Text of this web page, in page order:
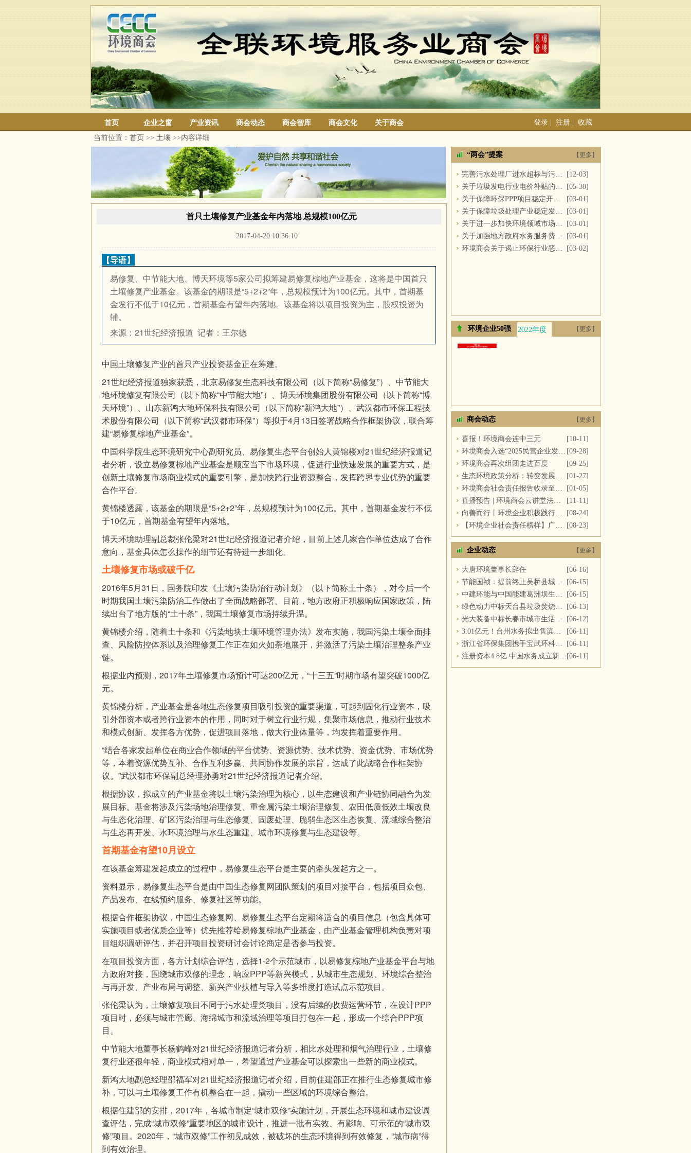
首页 企业之窗 产业资讯 商会动态 商会智库 商会文化 关于商会 登录 注册
收藏
当前位置： 首页 >> 土壤 >>内容详细
首只土壤修复产业基金年内落地 总规模100亿元
2017-04-20 10:36:10
【导语】
易修复、中节能大地、博天环境等5家公司拟筹建易修复棕地产业基金，这将是中国首只
土壤修复产业基金。该基金的期限是“5+2+2”年，总规模预计为100亿元。其中，首期基
金发行不低于10亿元，首期基金有望年内落地。该基金将以项目投资为主，股权投资为
辅。
来源：21世纪经济报道 记者：王尔德
中国土壤修复产业的首只产业投资基金正在筹建。
21世纪经济报道独家获悉，北京易修复生态科技有限公司（以下简称“易修复”）、中节能大
地环境修复有限公司（以下简称“中节能大地”）、博天环境集团股份有限公司（以下简称“博
天环境”）、山东新鸿大地环保科技有限公司（以下简称“新鸿大地”）、武汉都市环保工程技
术股份有限公司（以下简称“武汉都市环保”）等拟于4月13日签署战略合作框架协议，联合筹
建“易修复棕地产业基金”。
中国科学院生态环境研究中心副研究员、易修复生态平台创始人黄锦楼对21世纪经济报道记
者分析，设立易修复棕地产业基金是顺应当下市场环境，促进行业快速发展的重要方式，是
创新土壤修复市场商业模式的重要引擎，是加快跨行业资源整合，发挥跨界专业优势的重要
合作平台。
黄锦楼透露，该基金的期限是“5+2+2”年，总规模预计为100亿元。其中，首期基金发行不低
于10亿元，首期基金有望年内落地。
博天环境助理副总裁张伦梁对21世纪经济报道记者介绍，目前上述几家合作单位达成了合作
意向，基金具体怎么操作的细节还有待进一步细化。
土壤修复市场或破千亿
2016年5月31日，国务院印发《土壤污染防治行动计划》（以下简称土十条），对今后一个
时期我国土壤污染防治工作做出了全面战略部署。目前，地方政府正积极响应国家政策，陆
续出台了地方版的“土十条”，我国土壤修复市场持续升温。
黄锦楼介绍，随着土十条和《污染地块土壤环境管理办法》发布实施，我国污染土壤全面排
查、风险防控体系以及治理修复工作正在如火如荼地展开，并激活了污染土壤治理整条产业
链。
根据业内预测，2017年土壤修复市场预计可达200亿元，“十三五”时期市场有望突破1000亿
元。
黄锦楼分析，产业基金是各地生态修复项目吸引投资的重要渠道，可起到固化行业资本，吸
引外部资本或者跨行业资本的作用，同时对于树立行业行规，集聚市场信息，推动行业技术
和模式创新、发挥各方优势，促进项目落地，做大行业体量等，均发挥着重要作用。
“结合各家发起单位在商业合作领域的平台优势、资源优势、技术优势、资金优势、市场优势
等，本着资源优势互补、合作互利多赢、共同协作发展的宗旨，达成了此战略合作框架协
议。”武汉都市环保副总经理孙勇对21世纪经济报道记者介绍。
根据协议，拟成立的产业基金将以土壤污染治理为核心，以生态建设和产业链协同融合为发
展目标。基金将涉及污染场地治理修复、重金属污染土壤治理修复、农田低质低效土壤改良
与生态化治理、矿区污染治理与生态修复、固废处理、脆弱生态区生态恢复、流域综合整治
与生态再开发、水环境治理与水生态重建、城市环境修复与生态建设等。
首期基金有望10月设立
在该基金筹建发起成立的过程中，易修复生态平台是主要的牵头发起方之一。
资料显示，易修复生态平台是由中国生态修复网团队策划的项目对接平台，包括项目众包、
产品发布、在线预约服务、修复社区等功能。
根据合作框架协议，中国生态修复网、易修复生态平台定期将适合的项目信息（包含具体可
实施项目或者优质企业等）优先推荐给易修复棕地产业基金，由产业基金管理机构负责对项
目组织调研评估，并召开项目投资研讨会讨论商定是否参与投资。
在项目投资方面，各方计划综合评估，选择1-2个示范城市，以易修复棕地产业基金平台与地
方政府对接，围绕城市双修的理念，响应PPP等新兴模式，从城市生态规划、环境综合整治
与再开发、产业布局与调整、新兴产业扶植与导入等多维度打造试点示范项目。
张伦梁认为，土壤修复项目不同于污水处理类项目，没有后续的收费运营环节，在设计PPP
项目时，必须与城市管廊、海绵城市和流域治理等项目打包在一起，形成一个综合PPP项
目。
中节能大地董事长杨鹤峰对21世纪经济报道记者分析，相比水处理和烟气治理行业，土壤修
复行业还很年轻，商业模式相对单一，希望通过产业基金可以探索出一些新的商业模式。
新鸿大地副总经理邵福军对21世纪经济报道记者介绍，目前住建部正在推行生态修复城市修
补，可以与土壤修复工作有机整合在一起，撬动一些区域的环境综合整治。
根据住建部的安排，2017年，各城市制定“城市双修”实施计划，开展生态环境和城市建设调
查评估，完成“城市双修”重要地区的城市设计，推进一批有实效、有影响、可示范的“城市双
修”项目。2020年，“城市双修”工作初见成效，被破坏的生态环境得到有效修复，“城市病”得
到有效治理。
“两会”提案 【更多】
完善污水处理厂进水超标与污泥处置
[12-03]
关于垃圾发电行业电价补贴的建议
[05-30]
关于保障环保PPP项目稳定开展的提案
[03-01]
关于保障垃圾处理产业稳定发展的议案
[03-01]
关于进一步加快环境领域市场化改革的议案
[03-01]
关于加强地方政府水务服务费用支付的议案
[03-01]
环境商会关于遏止环保行业恶性竞争的提案
[03-02]
环境企业50强 2022年度 2021年度 2020年度
【更多】
商会动态 【更多】
喜报！环境商会连中三元
[10-11]
环境商会入选“2025民营企业发展新质生产力系列典型案例” [09-28]
环境商会再次组团走进百度
[09-25]
生态环境政策分析：转变发展方式，推进“双碳”目标
[01-27]
环境商会社会责任报告收录至《中国民营企业社会责任报告》
[01-05]
直播预告 | 环境商会云讲堂法务专场第十一期
[11-11]
向善而行丨环境企业积极践行社会责任 彰显优秀榜样力量
[08-24]
【环境企业社会责任榜样】广西碧清源环保投资有限公司
[08-23]
企业动态 【更多】
大唐环境董事长辞任
[06-16]
节能国祯：提前终止吴桥县城区污水处理厂PPP项目合同
[06-15]
中建环能与中国能建葛洲坝生态环保公司开展座谈交流
[06-15]
绿色动力中标天台县垃圾焚烧及飞灰填埋场运维服务
[06-13]
光大装备中标长春市城市生活垃圾处理中心渗滤液系统更新改造项目
[06-12]
3.01亿元！台州水务拟出售滨海水务全部股权
[06-11]
浙江省环保集团携手宝武环科签署战略合作协议
[06-11]
注册资本4.8亿 中国水务成立新公司 [06-11]